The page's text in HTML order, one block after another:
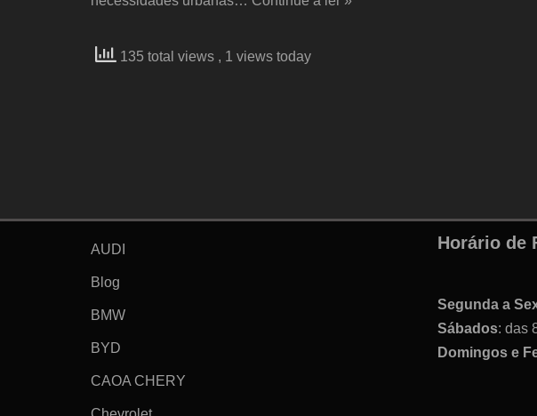
135 total views , 1 views today
AUDI
Blog
BMW
BYD
CAOA CHERY
Horário de
Segunda a
Sábados: das
Domingos e